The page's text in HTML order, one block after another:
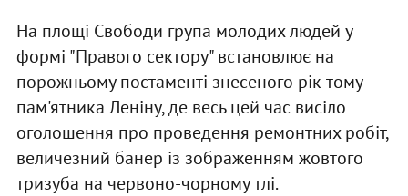
На площі Свободи група молодих людей у
формі "Правого сектору" встановлює на
порожньому постаменті знесеного рік тому
пам'ятника Леніну, де весь цей час висіло
оголошення про проведення ремонтних робіт,
величезний банер із зображенням жовтого
тризуба на червоно-чорному тлі.